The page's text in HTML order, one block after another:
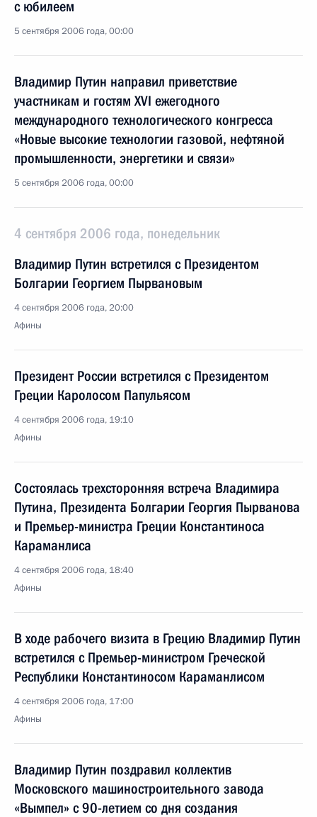
с юбилеем
5 сентября 2006 года, 00:00
Владимир Путин направил приветствие
участникам и гостям XVI ежегодного
международного технологического конгресса
«Новые высокие технологии газовой, нефтяной
промышленности, энергетики и связи»
5 сентября 2006 года, 00:00
4 сентября 2006 года, понедельник
Владимир Путин встретился с Президентом
Болгарии Георгием Пырвановым
4 сентября 2006 года, 20:00
Афины
Президент России встретился с Президентом
Греции Каролосом Папульясом
4 сентября 2006 года, 19:10
Афины
Состоялась трехсторонняя встреча Владимира
Путина, Президента Болгарии Георгия Пырванова
и Премьер-министра Греции Константиноса
Караманлиса
4 сентября 2006 года, 18:40
Афины
В ходе рабочего визита в Грецию Владимир Путин
встретился с Премьер-министром Греческой
Республики Константиносом Караманлисом
4 сентября 2006 года, 17:00
Афины
Владимир Путин поздравил коллектив
Московского машиностроительного завода
«Вымпел» с 90-летием со дня создания